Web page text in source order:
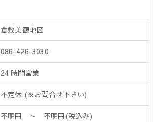
倉敷美観地区
086-426-3030
24 時間営業
不定休 (※お問合せ下さい)
不明円 ～ 不明円(税込み)